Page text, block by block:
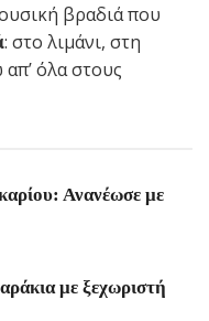
βραδιά που
: στο λιμάνι, στη
όλα στους
Ανανέωσε με
με ξεχωριστή